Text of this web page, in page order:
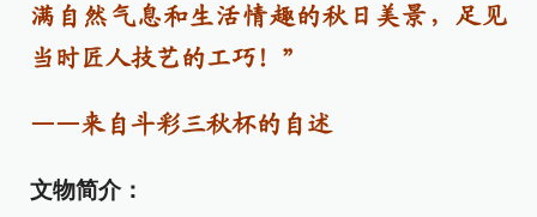
满自然气息和生活情趣的秋日美景，足见
当时匠人技艺的工巧！”
——来自斗彩三秋杯的自述
文物简介：